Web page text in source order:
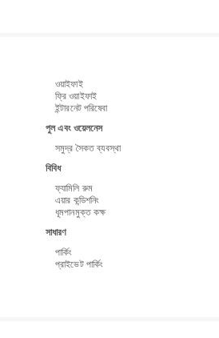
ওয়াইফাই
ফ্রি ওয়াইফাই
ইন্টারনেট পরিষেবা
পুল এবং ওয়েলনেস
সমুদ্র সৈকত ব্যবস্থা
বিবিধ
ফ্যামিলি রুম
এয়ার কন্ডিশনিং
ধূমপানমুক্ত কক্ষ
সাধারণ
পার্কিং
প্রাইভেট পার্কিং